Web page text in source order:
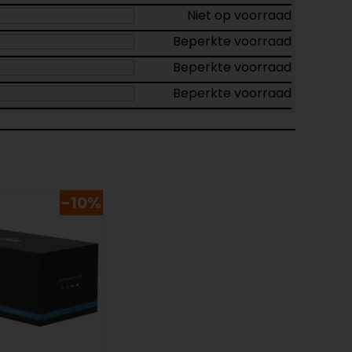
Niet op voorraad
Beperkte voorraad
Beperkte voorraad
Beperkte voorraad
-10%